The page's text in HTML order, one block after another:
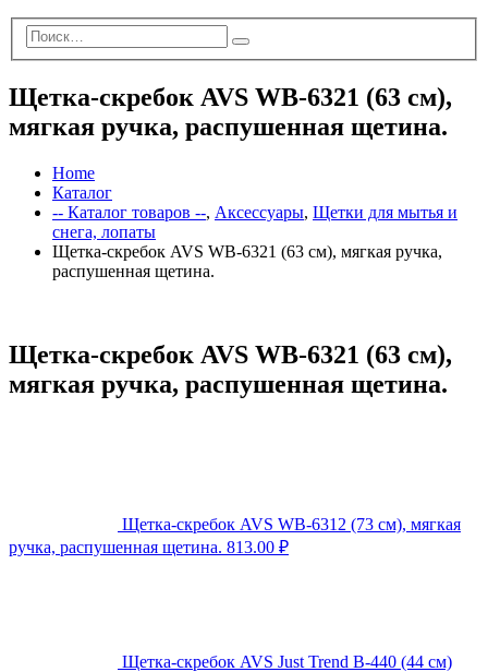
Щетка-скребок AVS WB-6321 (63 cм),
мягкая ручка, распушенная щетина.
Home
Каталог
-- Каталог товаров --, Аксессуары, Щетки для мытья и
снега, лопаты
Щетка-скребок AVS WB-6321 (63 cм), мягкая ручка,
распушенная щетина.
Щетка-скребок AVS WB-6321 (63 cм),
мягкая ручка, распушенная щетина.
Щетка-скребок AVS WB-6312 (73 cм), мягкая
ручка, распушенная щетина. 813.00 ₽
Щетка-скребок AVS Just Trend B-440 (44 см)